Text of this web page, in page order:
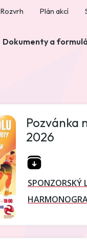
Rozvrh Plán akcí
Dokumenty a
Pozvánka
2026
SPONZORSKÝ